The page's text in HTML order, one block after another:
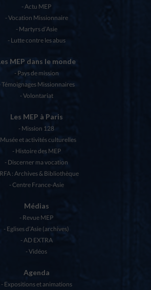
Actu MEP
Vocation Missionnaire
Martyrs d’Asie
Lutte contre les abus
MEP dans le monde
Pays de mission
Témoignages Missionnaires
Volontariat
Les MEP à Paris
Mission 128
Musée et activités culturelles
Histoire des MEP
Discerner ma vocation
: Archives & Bibliothèque
Centre France-Asie
Médias
Revue MEP
Eglises d’Asie (archives)
AD EXTRA
Vidéos
Agenda
Expositions et animations